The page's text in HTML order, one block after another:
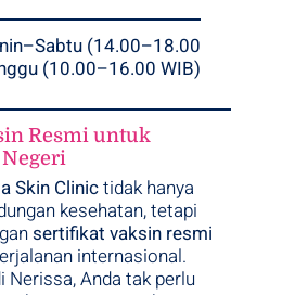
(10.00–16.00 WIB)
Resmi untuk
Skin Clinictidak hanya
kesehatan, tetapi
sertifikat vaksin resmi
internasional.
Nerissa, Anda tak perlu